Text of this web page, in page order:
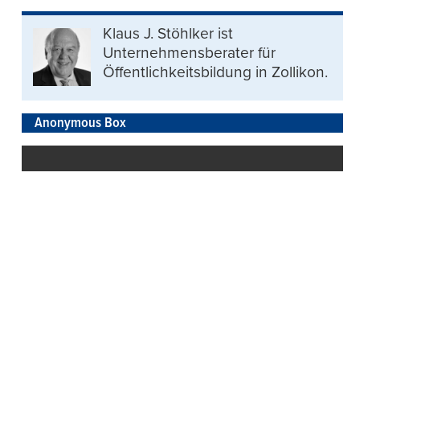
Klaus J. Stöhlker ist
Unternehmens­berater für
Öffentlichkeits­bildung in Zollikon.
Anonymous Box